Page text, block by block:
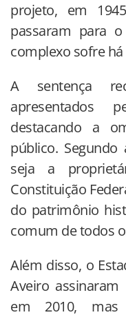
projeto, em
passaram para
complexo sofre
A sentença
apresentados
destacando a
público.
seja a
Constituição
do patrimônio
comum de todos
Além disso, o
Aveiro
em 2010, mas